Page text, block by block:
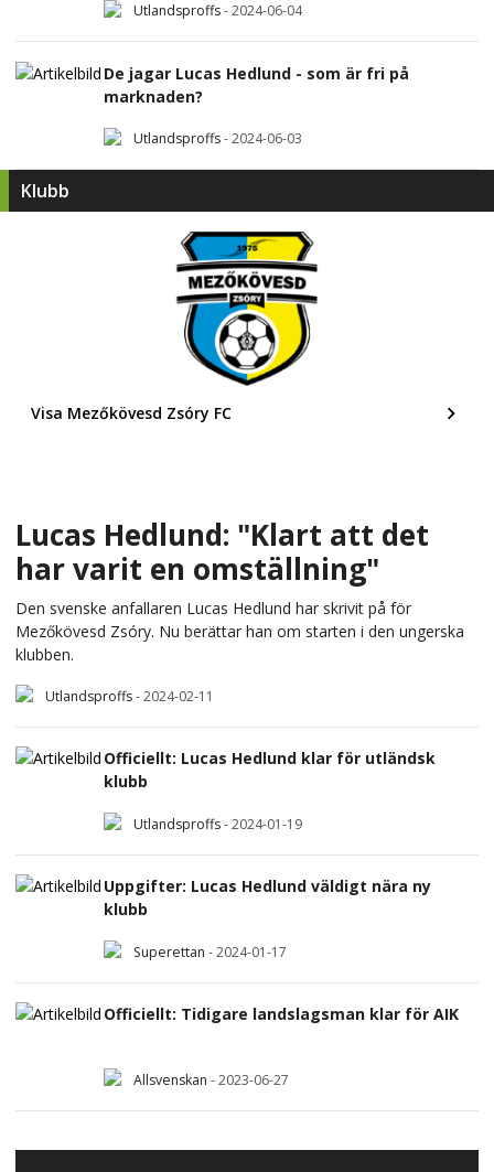
Utlandsproffs-2024-06-04
De jagar Lucas Hedlund - som är fri på
marknaden?
Utlandsproffs-2024-06-03
Klubb
Visa Mezőkövesd Zsóry FC
Lucas Hedlund: "Klart att det
har varit en omställning"
Den svenske anfallaren Lucas Hedlund har skrivit på för
Mezőkövesd Zsóry. Nu berättar han om starten i den ungerska
klubben.
Utlandsproffs-2024-02-11
Officiellt: Lucas Hedlund klar för utländsk
klubb
Utlandsproffs-2024-01-19
Uppgifter: Lucas Hedlund väldigt nära ny
klubb
Superettan -2024-01-17
Officiellt: Tidigare landslagsman klar för AIK
Allsvenskan -2023-06-27